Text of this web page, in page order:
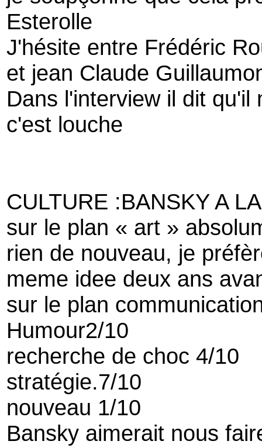
Esterolle
J'hésite entre Frédéric
et jean Claude
Dans l'interview il dit qu'il
c'est louche
CULTURE :BANSKY A
sur le plan « art »
rien de nouveau, je
meme idee deux ans
sur le plan
Humour2/10
recherche de choc 4/10
stratégie.7/10
nouveau 1/10
Bansky aimerait nous